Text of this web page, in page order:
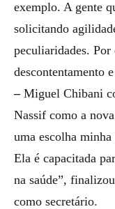
exemplo. A gente
solicitando
peculiaridades. Por
descontentamento
–Miguel Chibani
Nassif como a
uma escolha
Ela é capacitada
na saúde”,
como secretário.